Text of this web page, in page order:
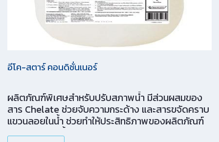
อีโค-สตาร์ คอนดิชั่นเนอร์
ผลิตภัณฑ์พิเศษสำหรับปรับสภาพน้ำ มีส่วนผสมของ
สาร Chelate ช่วยจับความกระด้าง และสารขจัดคราบ
แขวนลอยในน้ำ ช่วยทำให้ประสิทธิภาพของผลิตภัณฑ์
ซักผ้าทำงานดีขึ้น ช่วยลดปัญหาคราบตกค้างบนผ้า